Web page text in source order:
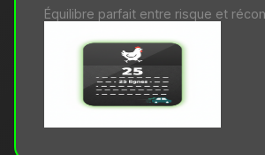
Équilibre parfait entre risque et